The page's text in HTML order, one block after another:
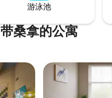
游泳池
带桑拿的公寓